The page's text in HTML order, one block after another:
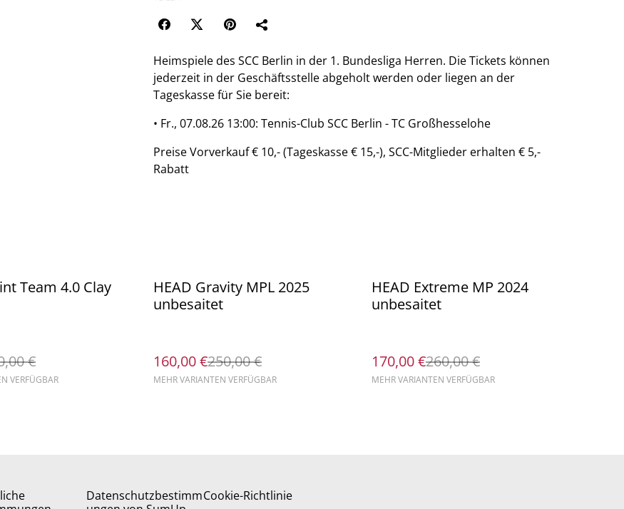
Heimspiele des SCC Berlin in der 1. Bundesliga Herren. Die Tickets können
jederzeit in der Geschäftsstelle abgeholt werden oder liegen an der
Tageskasse für Sie bereit:
• Fr., 07.08.26 13:00: Tennis-Club SCC Berlin - TC Großhesselohe
Preise Vorverkauf € 10,- (Tageskasse € 15,-), SCC-Mitglieder erhalten € 5,-
Rabatt
Team 4.0 Clay
€
VERFÜGBAR
%
HEAD Gravity MPL 2025
unbesaitet
160,00 €250,00 €
MEHR VARIANTEN VERFÜGBAR
%
HEAD Extreme MP 2024
unbesaitet
170,00 €260,00 €
MEHR VARIANTEN VERFÜGBAR
DatenschutzbestimmCookie-Richtlinie